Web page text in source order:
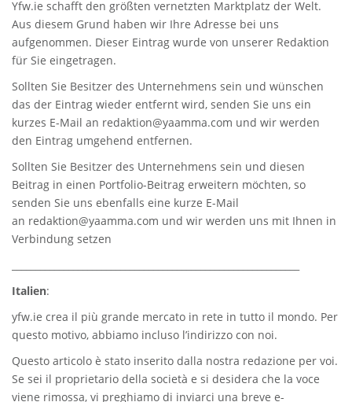
Yfw.ie schafft den größten vernetzten Marktplatz der Welt.
Aus diesem Grund haben wir Ihre Adresse bei uns
aufgenommen. Dieser Eintrag wurde von unserer Redaktion
für Sie eingetragen.
Sollten Sie Besitzer des Unternehmens sein und wünschen
das der Eintrag wieder entfernt wird, senden Sie uns ein
kurzes E-Mail an redaktion@yaamma.com und wir werden
den Eintrag umgehend entfernen.
Sollten Sie Besitzer des Unternehmens sein und diesen
Beitrag in einen Portfolio-Beitrag erweitern möchten, so
senden Sie uns ebenfalls eine kurze E-Mail
an redaktion@yaamma.com und wir werden uns mit Ihnen in
Verbindung setzen
Italien:
yfw.ie crea il più grande mercato in rete in tutto il mondo. Per
questo motivo, abbiamo incluso l’indirizzo con noi.
Questo articolo è stato inserito dalla nostra redazione per voi.
Se sei il proprietario della società e si desidera che la voce
viene rimossa, vi preghiamo di inviarci una breve e-